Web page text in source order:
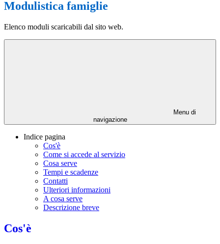
Modulistica famiglie
Elenco moduli scaricabili dal sito web.
Menu di
navigazione
Indice pagina
Cos'è
Come si accede al servizio
Cosa serve
Tempi e scadenze
Contatti
Ulteriori informazioni
A cosa serve
Descrizione breve
Cos'è